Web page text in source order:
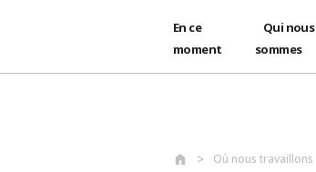
En ce
moment
Qui nous
sommes
Où nous travaillons